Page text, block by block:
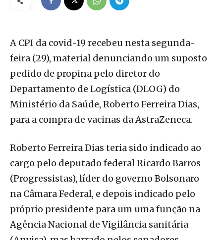
A CPI da covid-19 recebeu nesta segunda-
feira (29), material denunciando um suposto
pedido de propina pelo diretor do
Departamento de Logística (DLOG) do
Ministério da Saúde, Roberto Ferreira Dias,
para a compra de vacinas da AstraZeneca.
Roberto Ferreira Dias teria sido indicado ao
cargo pelo deputado federal Ricardo Barros
(Progressistas), líder do governo Bolsonaro
na Câmara Federal, e depois indicado pelo
próprio presidente para um uma função na
Agência Nacional de Vigilância sanitária